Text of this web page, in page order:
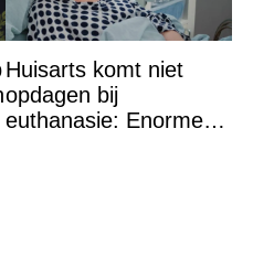
Huisarts komt niet
opdagen bij
euthanasie: Enorme